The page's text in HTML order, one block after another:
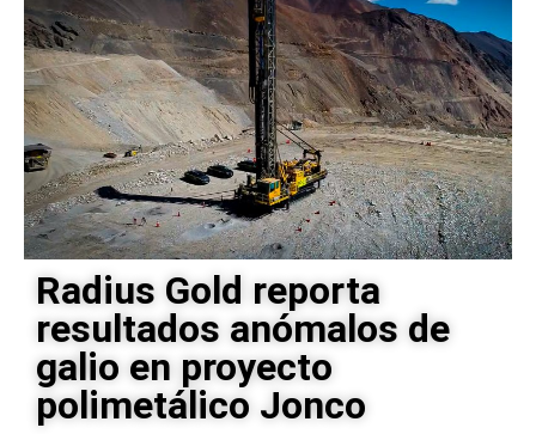
Radius Gold reporta
resultados anómalos de
galio en proyecto
polimetálico Jonco